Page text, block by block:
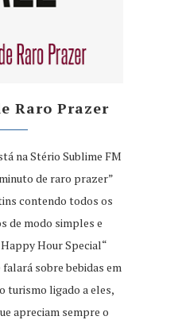
Raro Prazer
na Stério Sublime FM
de raro prazer”
contendo todos os
de modo simples e
Hour Special“
sobre bebidas em
turismo ligado a eles,
apreciam sempre o